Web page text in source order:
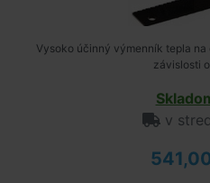
Vysoko účinný výmenník tepla
závislosti
v